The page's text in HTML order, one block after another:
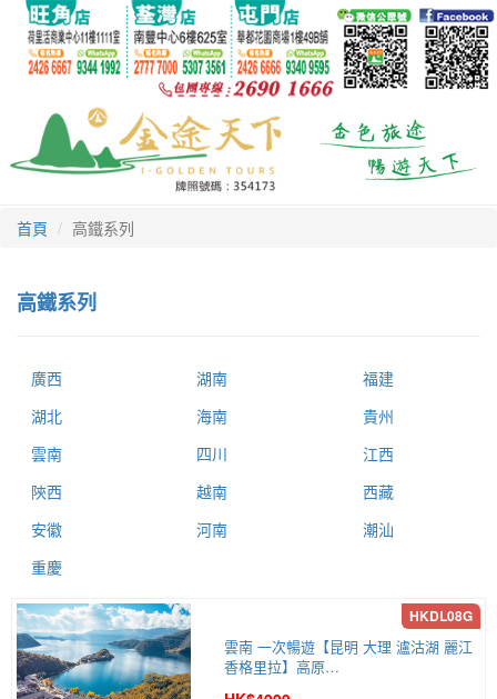
首頁 高鐵系列
高鐵系列
廣西 湖南
福建
湖北
海南
貴州
雲南
四川
江西
陝西
越南
西藏
安徽
河南
潮汕
重慶
雲南 一次暢遊【昆明 大理 瀘沽湖 麗江
香格里拉】高原…